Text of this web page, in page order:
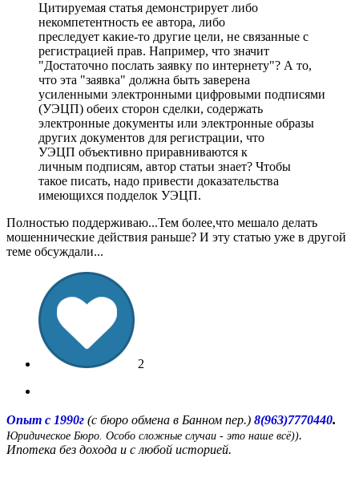
Цитируемая статья демонстрирует либо
некомпетентность ее автора, либо
преследует какие-то другие цели, не связанные с
регистрацией прав. Например, что значит
"Достаточно послать заявку по интернету"? А то,
что эта "заявка" должна быть заверена
усиленными электронными цифровыми подписями
(УЭЦП) обеих сторон сделки, содержать
электронные документы или электронные образы
других документов для регистрации, что
УЭЦП объективно приравниваются к
личным подписям, автор статьи знает? Чтобы
такое писать, надо привести доказательства
имеющихся подделок УЭЦП.
Полностью поддерживаю...Тем более,что мешало делать
мошеннические действия раньше? И эту статью уже в другой
теме обсуждали...
2
Опыт с 1990г (с бюро обмена в Банном пер.) 8(963)7770440.
Юридическое Бюро. Особо сложные случаи - это наше всё)).
Ипотека без дохода и с любой историей.